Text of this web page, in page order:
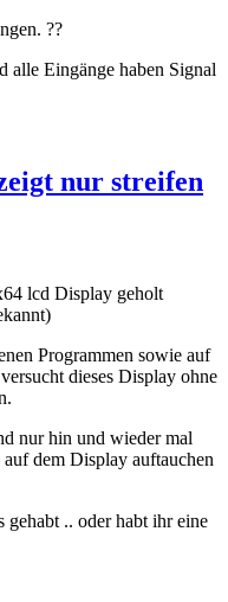
??
alle Eingänge haben Signal
nur streifen
lcd Display geholt
Programmen sowie auf
dieses Display ohne
nur hin und wieder mal
dem Display auftauchen
.. oder habt ihr eine